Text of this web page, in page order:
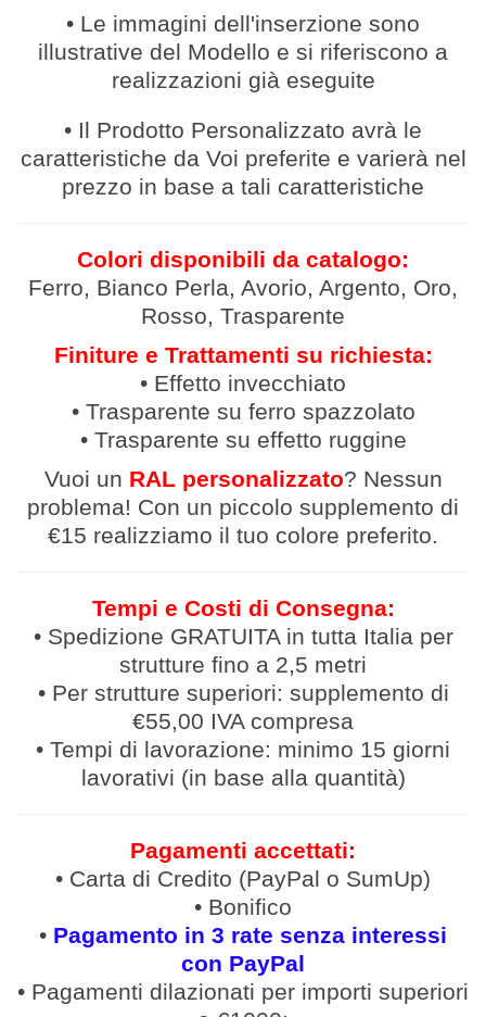
• Le immagini dell'inserzione sono
illustrative del Modello e si riferiscono a
realizzazioni già eseguite
• Il Prodotto Personalizzato avrà le
caratteristiche da Voi preferite e varierà nel
prezzo in base a tali caratteristiche
Colori disponibili da catalogo:
Ferro, Bianco Perla, Avorio, Argento, Oro,
Rosso, Trasparente
Finiture e Trattamenti su richiesta:
• Effetto invecchiato
• Trasparente su ferro spazzolato
• Trasparente su effetto ruggine
Vuoi un RAL personalizzato? Nessun
problema! Con un piccolo supplemento di
€15 realizziamo il tuo colore preferito.
Tempi e Costi di Consegna:
• Spedizione GRATUITA in tutta Italia per
strutture fino a 2,5 metri
• Per strutture superiori: supplemento di
€55,00 IVA compresa
• Tempi di lavorazione: minimo 15 giorni
lavorativi (in base alla quantità)
Pagamenti accettati:
• Carta di Credito (PayPal o SumUp)
• Bonifico
• Pagamento in 3 rate senza interessi
con PayPal
• Pagamenti dilazionati per importi superiori